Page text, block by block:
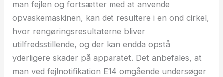
man fejlen og fortsætter med at anvende
opvaskemaskinen, kan det resultere i en ond cirkel,
hvor rengøringsresultaterne bliver
utilfredsstillende, og der kan endda opstå
yderligere skader på apparatet. Det anbefales, at
man ved fejlnotifikation E14 omgående undersøger